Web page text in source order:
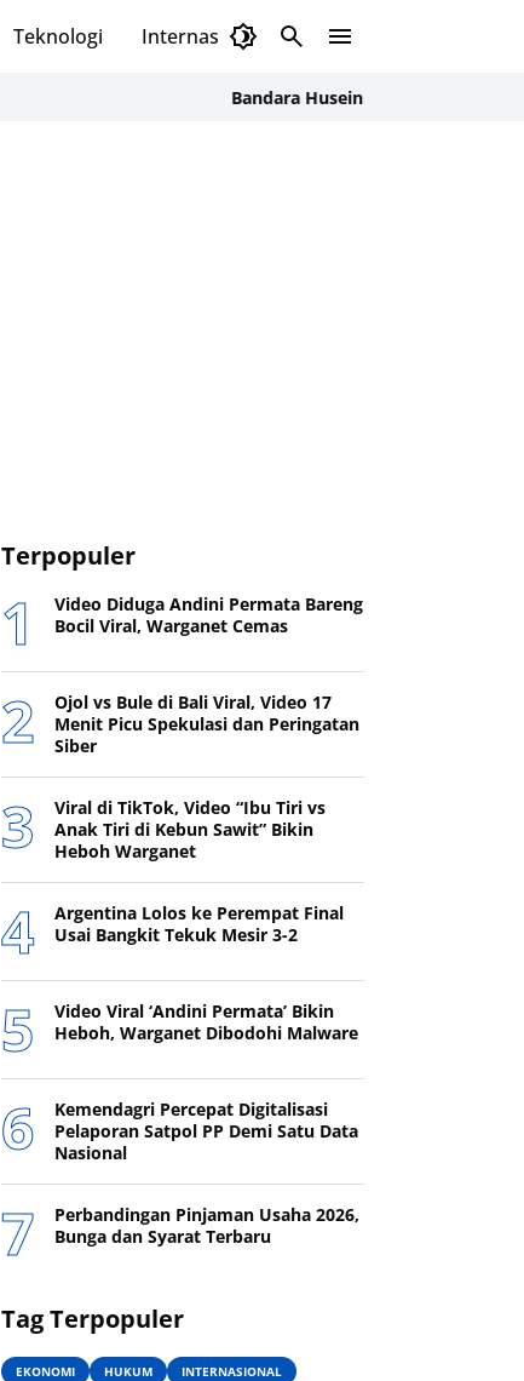
Teknologi Internasional
Bandara Husein Sastranegara Kembali
Terpopuler
Video Diduga Andini Permata Bareng
Bocil Viral, Warganet Cemas
Ojol vs Bule di Bali Viral, Video 17
Menit Picu Spekulasi dan Peringatan
Siber
Viral di TikTok, Video “Ibu Tiri vs
Anak Tiri di Kebun Sawit” Bikin
Heboh Warganet
Argentina Lolos ke Perempat Final
Usai Bangkit Tekuk Mesir 3-2
Video Viral ‘Andini Permata’ Bikin
Heboh, Warganet Dibodohi Malware
Kemendagri Percepat Digitalisasi
Pelaporan Satpol PP Demi Satu Data
Nasional
Perbandingan Pinjaman Usaha 2026,
Bunga dan Syarat Terbaru
Tag Terpopuler
EKONOMI HUKUM
INTERNASIONAL